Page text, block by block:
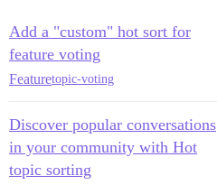
Add a "custom" hot sort for
feature voting
Featuretopic-voting
Discover popular conversations
in your community with Hot
topic sorting